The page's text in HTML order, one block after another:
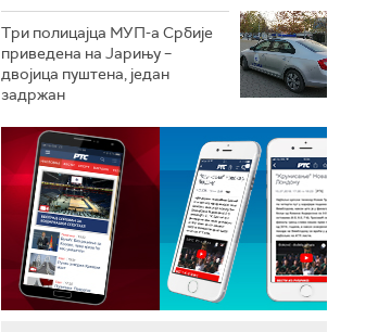
Три полицајца МУП-а Србије
приведена на Јарињу –
двојица пуштена, један
задржан